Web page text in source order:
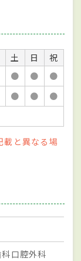
土 日
祝
● ●
●
● ●
●
と異なる場
口腔外科